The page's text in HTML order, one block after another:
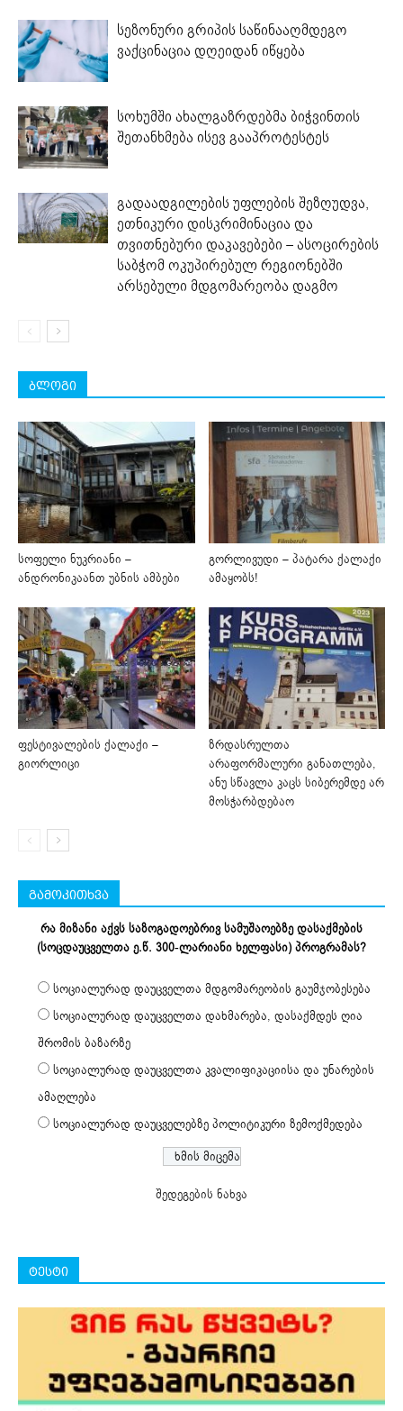
სეზონური გრიპის საწინააღმდეგო
ვაქცინაცია დღეიდან იწყება
სოხუმში ახალგაზრდებმა ბიჭვინთის
შეთანხმება ისევ გააპროტესტეს
გადაადგილების უფლების შეზღუდვა,
ეთნიკური დისკრიმინაცია და
თვითნებური დაკავებები – ასოცირების
საბჭომ ოკუპირებულ რეგიონებში
არსებული მდგომარეობა დაგმო
ბლოგი
სოფელი ნუკრიანი –
ანდრონიკაანთ უბნის ამბები
გორლივუდი – პატარა ქალაქი
ამაყობს!
ფესტივალების ქალაქი –
გიორლიცი
ზრდასრულთა
არაფორმალური განათლება,
ანუ სწავლა კაცს სიბერემდე არ
მოსჭარბდებაო
გამოკითხვა
რა მიზანი აქვს საზოგადოებრივ სამუშაოებზე დასაქმების
(სოცდაუცველთა ე.წ. 300-ლარიანი ხელფასი) პროგრამას?
სოციალურად დაუცველთა მდგომარეობის გაუმჯობესება
სოციალურად დაუცველთა დახმარება, დასაქმდეს ღია
შრომის ბაზარზე
სოციალურად დაუცველთა კვალიფიკაციისა და უნარების
ამაღლება
სოციალურად დაუცველებზე პოლიტიკური ზემოქმედება
შედეგების ნახვა
ტესტი